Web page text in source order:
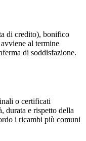
di credito), bonifico
al termine
di soddisfazione.
o certificati
durata e rispetto della
i ricambi più comuni